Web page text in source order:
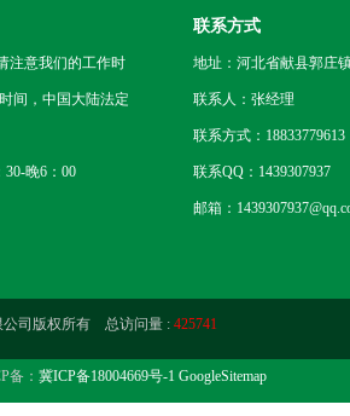
注意我们的工作时
间，中国大陆法定
晚6：00
联系方式
地址：河北省献县郭庄
联系人：张经理
联系方式：18833779613
联系QQ：1439307937
邮箱：
公司版权所有 总访问量 : 425741
备： 冀ICP备18004669号-1 GoogleSitemap